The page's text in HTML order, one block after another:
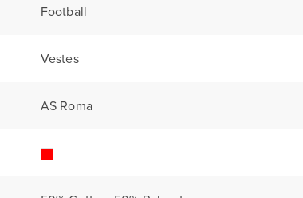
Football
Vestes
AS Roma